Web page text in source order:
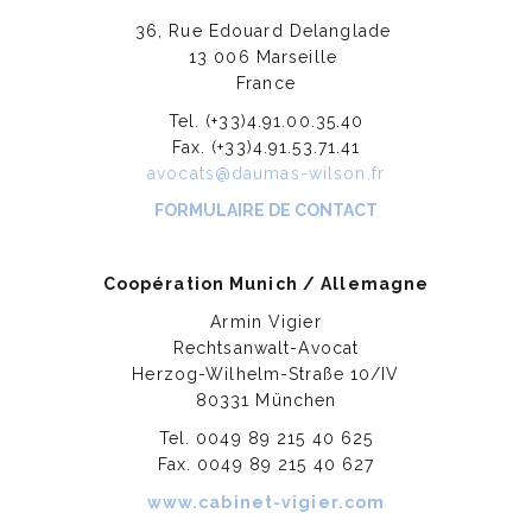
36, Rue Edouard Delanglade
13 006 Marseille
France
Tel. (+33)4.91.00.35.40
Fax. (+33)4.91.53.71.41
avocats@daumas-wilson.fr
FORMULAIRE DE CONTACT
Coopération Munich / Allemagne
Armin Vigier
Rechtsanwalt-Avocat
Herzog-Wilhelm-Straße 10/IV
80331 München
Tel. 0049 89 215 40 625
Fax. 0049 89 215 40 627
www.cabinet-vigier.com